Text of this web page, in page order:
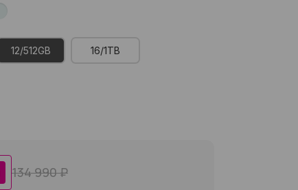
12/512GB 16/1TB
134 990 ₽